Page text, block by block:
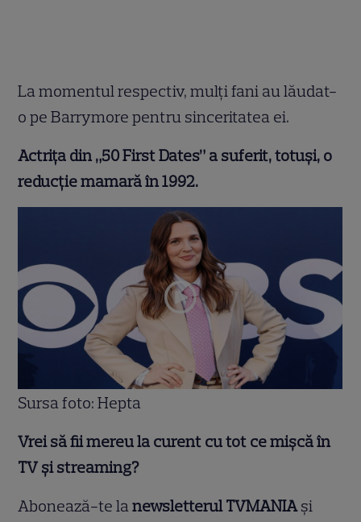
La momentul respectiv, mulți fani au lăudat-
o pe Barrymore pentru sinceritatea ei.
Actrița din „50 First Dates” a suferit, totuși, o
reducție mamară în 1992.
Sursa foto: Hepta
Vrei să fii mereu la curent cu tot ce mișcă în
TV și streaming?
Abonează-te lanewsletterul TVMANIAși